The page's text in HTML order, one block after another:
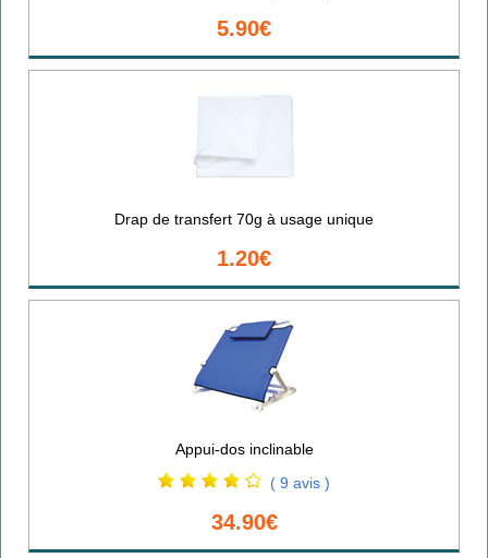
5.90€
Drap de transfert 70g à usage unique
1.20€
Appui-dos inclinable
( 9 avis )
34.90€